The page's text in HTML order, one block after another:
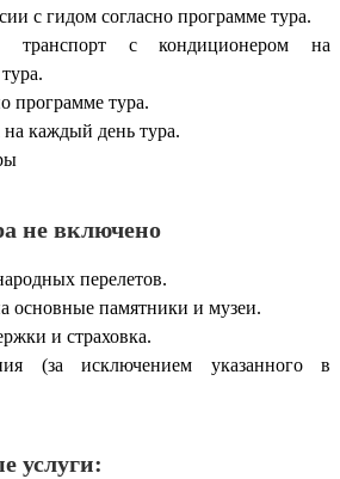
с гидом согласно программе тура.
транспорт с кондиционером на
программе тура.
каждый день тура.
не включено
перелетов.
основные памятники и музеи.
и страховка.
(за исключением указанного в
услуги: